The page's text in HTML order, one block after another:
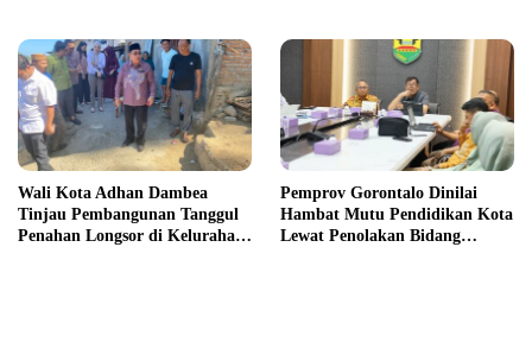
Wali Kota Adhan Dambea
Tinjau Pembangunan Tanggul
Penahan Longsor di Kelurahan
Pemprov Gorontalo Dinilai
Hambat Mutu Pendidikan Kota
Lewat Penolakan Bidang